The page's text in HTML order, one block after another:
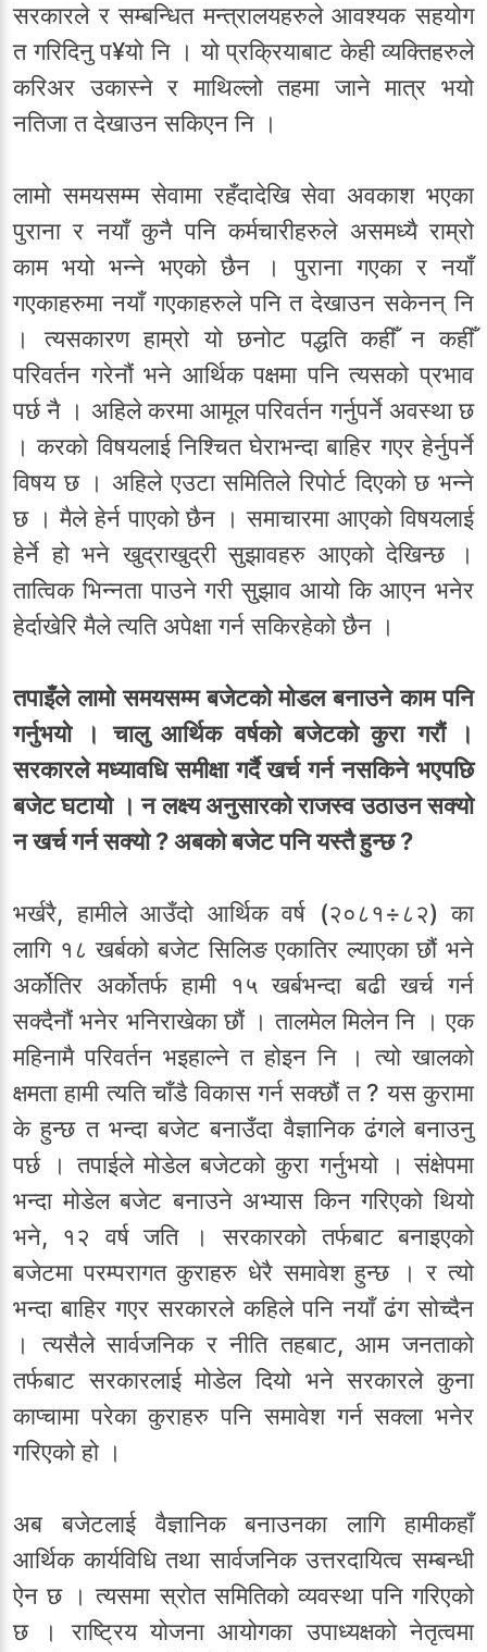
सरकारले र सम्बन्धित मन्त्रालयहरुले आवश्यक सहयोग
त गरिदिनु प¥यो नि । यो प्रक्रियाबाट केही व्यक्तिहरुले
करिअर उकास्ने र माथिल्लो तहमा जाने मात्र भयो
नतिजा त देखाउन सकिएन नि ।
लामो समयसम्म सेवामा रहँदादेखि सेवा अवकाश भएका
पुराना र नयाँ कुनै पनि कर्मचारीहरुले असमध्यै राम्रो
काम भयो भन्ने भएको छैन । पुराना गएका र नयाँ
गएकाहरुमा नयाँ गएकाहरुले पनि त देखाउन सकेनन् नि
। त्यसकारण हाम्रो यो छनोट पद्धति कहीँ न कहीँ
परिवर्तन गरेनौं भने आर्थिक पक्षमा पनि त्यसको प्रभाव
पर्छ नै । अहिले करमा आमूल परिवर्तन गर्नुपर्ने अवस्था छ
। करको विषयलाई निश्चित घेराभन्दा बाहिर गएर हेर्नुपर्ने
विषय छ । अहिले एउटा समितिले रिपोर्ट दिएको छ भन्ने
छ । मैले हेर्न पाएको छैन । समाचारमा आएको विषयलाई
हेर्ने हो भने खुद्राखुद्री सुझावहरु आएको देखिन्छ ।
तात्विक भिन्नता पाउने गरी सु्झाव आयो कि आएन भनेर
हेर्दाखेरि मैले त्यति अपेक्षा गर्न सकिरहेको छैन ।
तपाइँले लामो समयसम्म बजेटको मोडल बनाउने काम पनि
गर्नुभयो । चालु आर्थिक वर्षको बजेटको कुरा गरौं ।
सरकारले मध्यावधि समीक्षा गर्दै खर्च गर्न नसकिने भएपछि
बजेट घटायो । न लक्ष्य अनुसारको राजस्व उठाउन सक्यो
न खर्च गर्न सक्यो ? अबको बजेट पनि यस्तै हुन्छ ?
भर्खरै, हामीले आउँदो आर्थिक वर्ष (२०८१÷८२) का
लागि १८ खर्बको बजेट सिलिङ एकातिर ल्याएका छौं भने
अर्कोतिर अर्कोतर्फ हामी १५ खर्बभन्दा बढी खर्च गर्न
सक्दैनौं भनेर भनिराखेका छौं । तालमेल मिलेन नि । एक
महिनामै परिवर्तन भइहाल्ने त होइन नि । त्यो खालको
क्षमता हामी त्यति चाँडै विकास गर्न सक्छौं त ? यस कुरामा
के हुन्छ त भन्दा बजेट बनाउँदा वैज्ञानिक ढंगले बनाउनु
पर्छ । तपाईले मोडेल बजेटको कुरा गर्नुभयो । संक्षेपमा
भन्दा मोडेल बजेट बनाउने अभ्यास किन गरिएको थियो
भने, १२ वर्ष जति । सरकारको तर्फबाट बनाइएको
बजेटमा परम्परागत कुराहरु धेरै समावेश हुन्छ । र त्यो
भन्दा बाहिर गएर सरकारले कहिले पनि नयाँ ढंग सोच्दैन
। त्यसैले सार्वजनिक र नीति तहबाट, आम जनताको
तर्फबाट सरकारलाई मोडेल दियो भने सरकारले कुना
काप्चामा परेका कुराहरु पनि समावेश गर्न सक्ला भनेर
गरिएको हो ।
अब बजेटलाई वैज्ञानिक बनाउनका लागि हामीकहाँ
आर्थिक कार्यविधि तथा सार्वजनिक उत्तरदायित्व सम्बन्धी
ऐन छ । त्यसमा स्रोत समितिको व्यवस्था पनि गरिएको
छ । राष्ट्रिय योजना आयोगका उपाध्यक्षको नेतृत्वमा